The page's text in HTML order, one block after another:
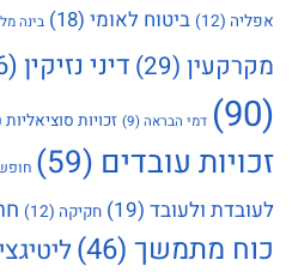
אפליה (12) ביטוח לאומי (18) בינה
מקרקעין (29) דיני נזיקין (36)
(90)
דמי הבראה(9) זכויות סוציאליות
זכויות עובדים (59)
לעובדת ולעובד (19) חקיקה (12)
כוח מתמשך (46)